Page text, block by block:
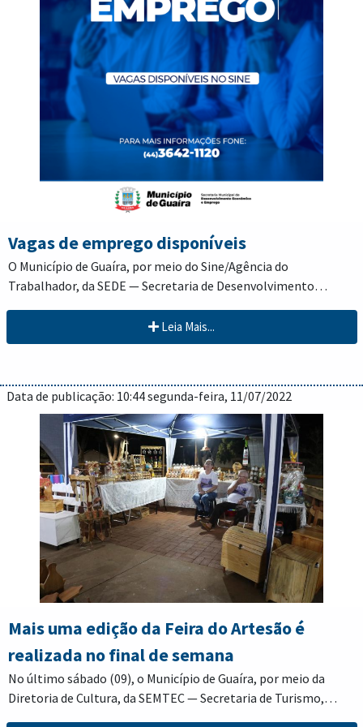
documentações referentes ao concurso, inclusive o Edital
001/2022 e as legislações para estudo.
Vagas de emprego disponíveis
O Município de Guaíra, por meio do Sine/Agência do
Trabalhador, da SEDE — Secretaria de Desenvolvimento
Leia Mais...
Data de publicação: 10:44 segunda-feira, 11/07/2022
Mais uma edição da Feira do Artesão é
realizada no final de semana
No último sábado (09), o Município de Guaíra, por meio da
Diretoria de Cultura, da SEMTEC — Secretaria de Turismo,